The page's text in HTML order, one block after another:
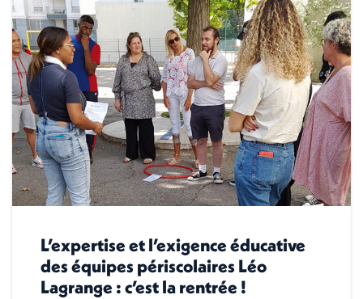
L’expertise et l’exigence éducative
des équipes périscolaires Léo
Lagrange : c’est la rentrée !